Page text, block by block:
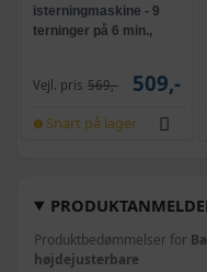
Produktbedømmelser for
højdejusterbare
isterningmaskine - 9
terninger på 6 min.,
Vejl. pris 569,- 509,-
Snart på lager